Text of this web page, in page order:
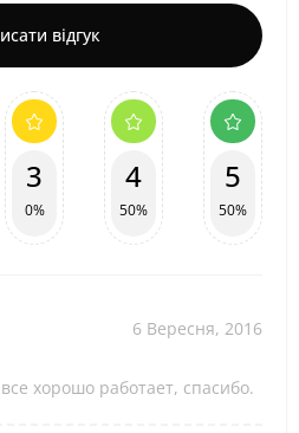
відгук
3
0%
4
50%
5
50%
6 Вересня, 2016
хорошо работает, спасибо.